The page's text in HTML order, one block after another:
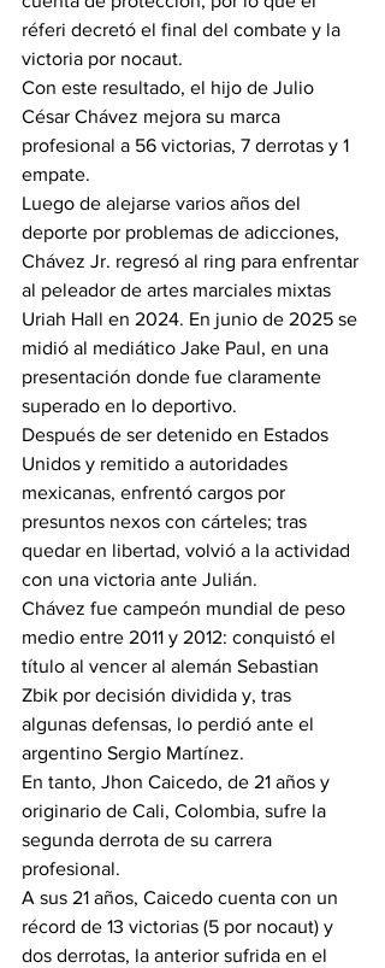
réferi decretó el final del combate y la
victoria por nocaut.
Con este resultado, el hijo de Julio
César Chávez mejora su marca
profesional a 56 victorias, 7 derrotas y 1
empate.
Luego de alejarse varios años del
deporte por problemas de adicciones,
Chávez Jr. regresó al ring para enfrentar
al peleador de artes marciales mixtas
Uriah Hall en 2024. En junio de 2025 se
midió al mediático Jake Paul, en una
presentación donde fue claramente
superado en lo deportivo.
Después de ser detenido en Estados
Unidos y remitido a autoridades
mexicanas, enfrentó cargos por
presuntos nexos con cárteles; tras
quedar en libertad, volvió a la actividad
con una victoria ante Julián.
Chávez fue campeón mundial de peso
medio entre 2011 y 2012: conquistó el
título al vencer al alemán Sebastian
Zbik por decisión dividida y, tras
algunas defensas, lo perdió ante el
argentino Sergio Martínez.
En tanto, Jhon Caicedo, de 21 años y
originario de Cali, Colombia, sufre la
segunda derrota de su carrera
profesional.
A sus 21 años, Caicedo cuenta con un
récord de 13 victorias (5 por nocaut) y
dos derrotas, la anterior sufrida en el